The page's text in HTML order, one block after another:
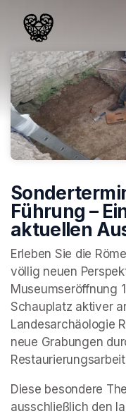
Führung –
aktuellen
Erleben Sie die
völlig neuen
Museumseröffnung
Schauplatz aktiver
Landesarchäologie
neue Grabungen
Diese besondere
ausschließlich den